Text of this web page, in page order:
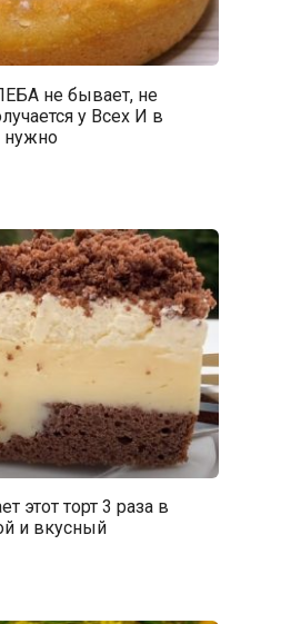
не бывает, не
у Всех И в
нужно
этот торт 3 раза в
и вкусный